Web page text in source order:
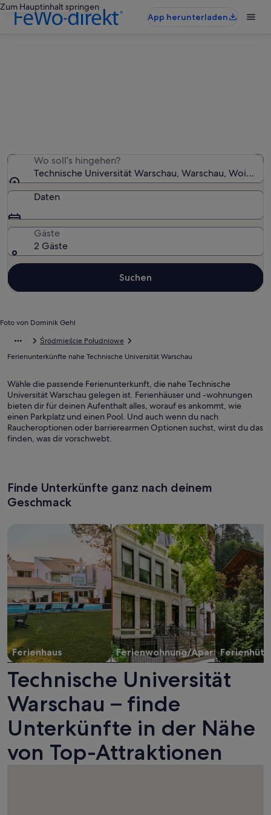
Zum Hauptinhalt springen
App herunterladen
Foto von Dominik Gehl
Wo soll’s hingehen?
Technische Universität Warschau, Warschau,
Daten
Gäste
2 Gäste
Suchen
Śródmieście Południowe
Ferienunterkünfte nahe Technische Universität Warschau
Wähle die passende Ferienunterkunft, die nahe Technische
Universität Warschau gelegen ist. Ferienhäuser und -wohnungen
bieten dir für deinen Aufenthalt alles, worauf es ankommt, wie
einen Parkplatz und einen Pool. Und auch wenn du nach
Raucheroptionen oder barrierearmen Optionen suchst, wirst du das
finden, was dir vorschwebt.
Finde Unterkünfte ganz nach deinem
Geschmack
Ferienhaus
Suche nach Ferienhäusern
Ferienwohnung/Apartment
Suche nach Ferienwohnungen oder
Suche nach
Technische Universität
Warschau – finde
Unterkünfte in der Nähe
von Top-Attraktionen